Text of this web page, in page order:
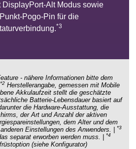
DisplayPort-Alt Modus sowie
Pogo-Pin für die
*3
- nähere Informationen bitte dem
*2Herstellerangabe, gemessen mit Mobile
Akkulaufzeit stellt die geschätzte
Batterie-Lebensdauer basiert auf
die Hardware-Ausstattung, die
der Art und Anzahl der aktiven
dem Alter und dem
Einstellungen des Anwenders. |
*3
separat erworben werden muss. | *4
(siehe Konfigurator)